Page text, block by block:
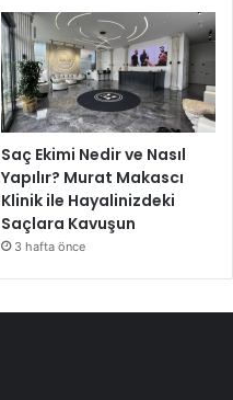
Saç Ekimi Nedir ve Nasıl
Yapılır? Murat Makascı
Klinik ile Hayalinizdeki
Saçlara Kavuşun
3 hafta önce